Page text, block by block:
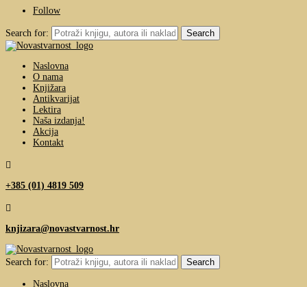
Follow
Search for:
Naslovna
O nama
Knjižara
Antikvarijat
Lektira
Naša izdanja!
Akcija
Kontakt

+385 (01) 4819 509

knjizara@novastvarnost.hr
Search for:
Naslovna